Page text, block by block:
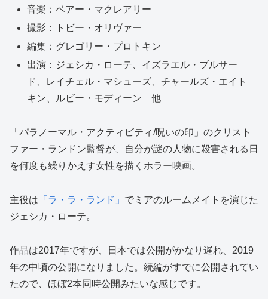
音楽：ベアー・マクレアリー
撮影：トビー・オリヴァー
編集：グレゴリー・プロトキン
出演：ジェシカ・ローテ、イズラエル・ブルサー
ド、レイチェル・マシューズ、チャールズ・エイト
キン、ルビー・モディーン 他
「パラノーマル・アクティビティ/呪いの印」のクリスト
ファー・ランドン監督が、自分が謎の人物に殺害される日
を何度も繰りかえす女性を描くホラー映画。
主役は 「ラ・ラ・ランド」 でミアのルームメイトを演じた
ジェシカ・ローテ。
作品は2017年ですが、日本では公開がかなり遅れ、2019
年の中頃の公開になりました。続編がすでに公開されてい
たので、ほぼ2本同時公開みたいな感じです。